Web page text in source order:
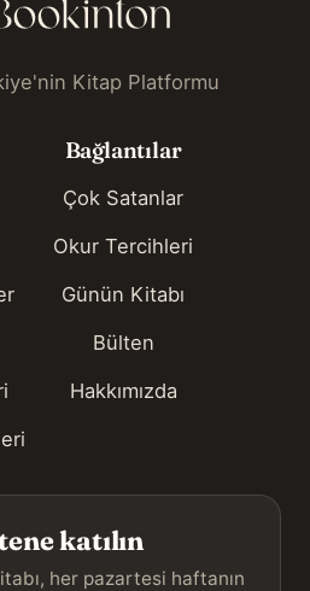
Kitap Platformu
Bağlantılar
Çok Satanlar
Okur Tercihleri
Günün Kitabı
Bülten
Hakkımızda
katılın
her pazartesi haftanın